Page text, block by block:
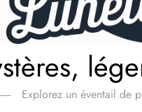
Explorez un éventail de